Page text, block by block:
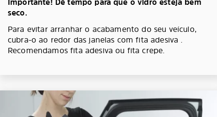
seco.
Para evitar arranhar o acabamento do seu veículo,
cubra-o ao redor das janelas com fita adesiva .
Recomendamos fita adesiva ou fita crepe.